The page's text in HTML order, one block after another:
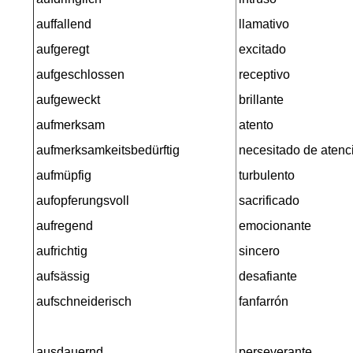
auffallend
aufgeregt
aufgeschlossen
aufgeweckt
aufmerksam
aufmerksamkeitsbedürftig
aufmüpfig
aufopferungsvoll
aufregend
aufrichtig
aufsässig
aufschneiderisch
llamativo
excitado
receptivo
brillante
atento
necesitado de
turbulento
sacrificado
emocionante
sincero
desafiante
fanfarrón